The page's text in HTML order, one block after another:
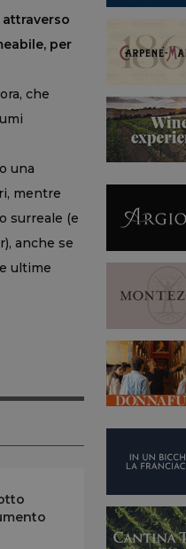
per
che
una
mentre
surreale (e
anche se
ultime